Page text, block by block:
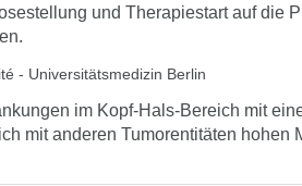
und Therapiestart auf die
- Universitätsmedizin Berlin
im Kopf-Hals-Bereich mit
mit anderen Tumorentitäten hohen